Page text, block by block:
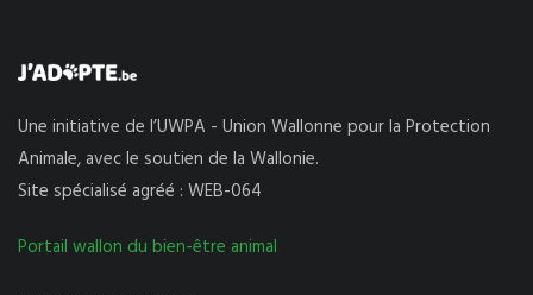
Une initiative de l’UWPA - Union Wallonne pour la Protection
Animale, avec le soutien de la Wallonie.
Site spécialisé agréé : WEB-064
Portail wallon du bien-être animal